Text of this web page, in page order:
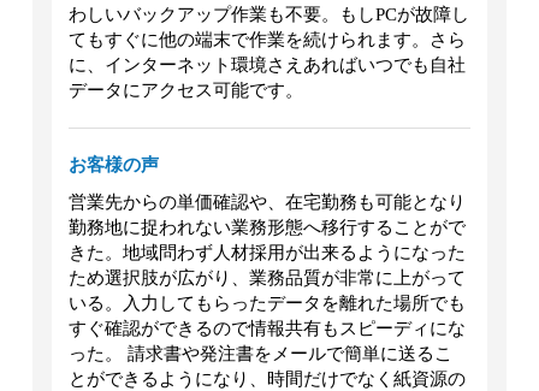
わしいバックアップ作業も不要。もしPCが故障し
てもすぐに他の端末で作業を続けられます。さら
に、インターネット環境さえあればいつでも自社
データにアクセス可能です。
お客様の声
営業先からの単価確認や、在宅勤務も可能となり
勤務地に捉われない業務形態へ移行することがで
きた。地域問わず人材採用が出来るようになった
ため選択肢が広がり、業務品質が非常に上がって
いる。入力してもらったデータを離れた場所でも
すぐ確認ができるので情報共有もスピーディにな
った。 請求書や発注書をメールで簡単に送るこ
とができるようになり、時間だけでなく紙資源の